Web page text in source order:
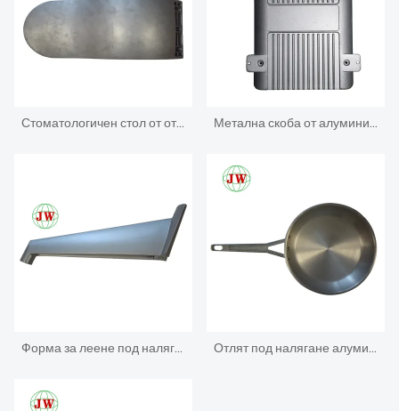
Стоматологичен стол от отлято под налягане алуминий Метална скоба от алуминий под налягане
Форма за леене под налягане за домакински уреди Отлят под налягане алуминиев корпус за желязна кутия за електроника